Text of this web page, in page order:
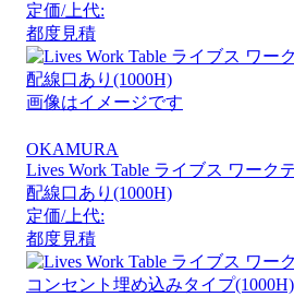
定価/上代:
都度見積
画像はイメージです
OKAMURA
Lives Work Table ライブス ワーク
配線口あり(1000H)
定価/上代:
都度見積